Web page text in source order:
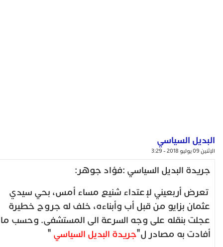
البديل السياسي
الإثنين 09 يوليو 2018 - 3:29
جريدة البديل السياسي :فؤاد جوهر:
تعرض أربعيني ﻹعتداء شنيع مساء أمس، بحي سيدي
عثمان بزايو من قبل أب وأبناءه، خلف له جروح خطيرة
عجلت بنقله على وجه السرعة الى المستشفى. وحسب ما
أفادت به مصادر ل"جريدة البديل السياسي"